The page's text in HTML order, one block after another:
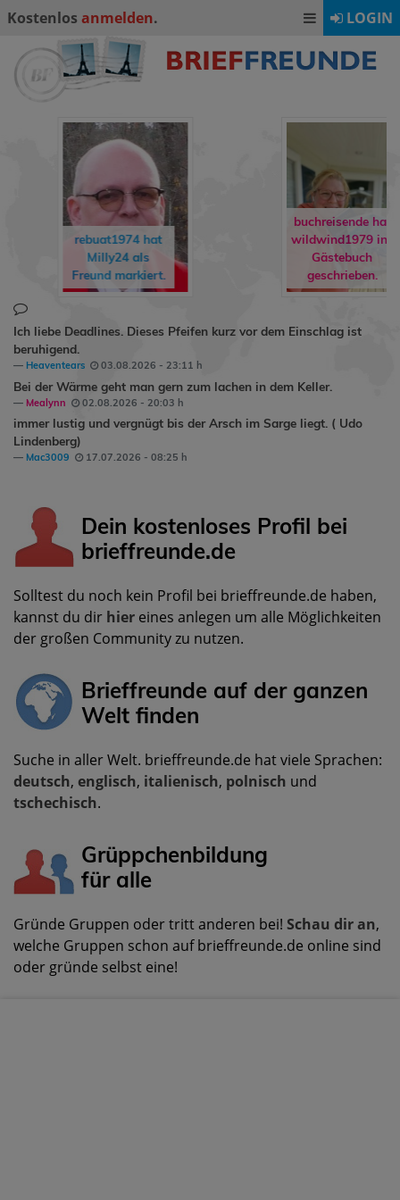
Kostenlos anmelden. LOGIN
buchreisende hat
wildwind1979ins
Gästebuch
geschrieben.
rene90hat
Ormlingals
Freund markiert.
Ich liebe Deadlines. Dieses Pfeifen kurz vor dem Einschlag ist
beruhigend.
Heaventears 03.08.2026 - 23:11 h
Bei der Wärme geht man gern zum lachen in dem Keller.
Mealynn 02.08.2026 - 20:03 h
immer lustig und vergnügt bis der Arsch im Sarge liegt. ( Udo
Lindenberg)
Mac3009 17.07.2026 - 08:25 h
Dein kostenloses Profil bei
brieffreunde.de
Solltest du noch kein Profil bei brieffreunde.de haben,
kannst du dir hier eines anlegen um alle Möglichkeiten
der großen Community zu nutzen.
Brieffreunde auf der ganzen
Welt finden
Suche in aller Welt. brieffreunde.de hat viele Sprachen:
deutsch, englisch, italienisch, polnisch und
tschechisch.
Grüppchenbildung
für alle
Gründe Gruppen oder tritt anderen bei! Schau dir an,
welche Gruppen schon auf brieffreunde.de online sind
oder gründe selbst eine!